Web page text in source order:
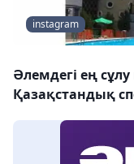
instagram
Әлемдегі ең
Қазақстандық